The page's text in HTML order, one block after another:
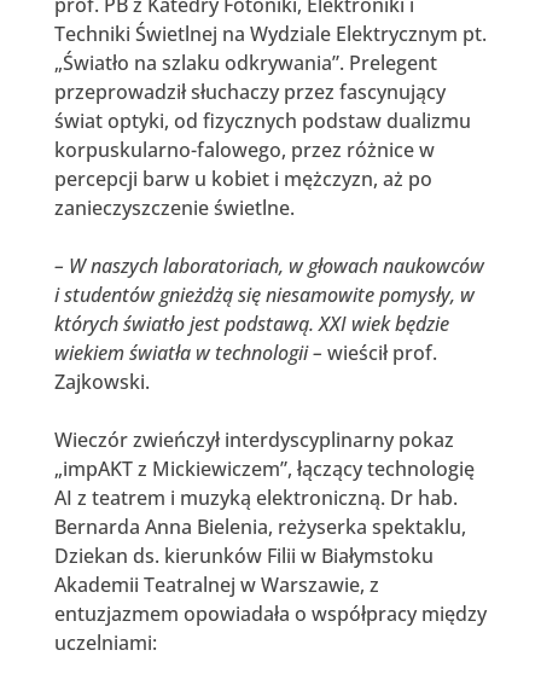
Techniki Świetlnej na Wydziale Elektrycznym pt.
„Światło na szlaku odkrywania”. Prelegent
przeprowadził słuchaczy przez fascynujący
świat optyki, od fizycznych podstaw dualizmu
korpuskularno-falowego, przez różnice w
percepcji barw u kobiet i mężczyzn, aż po
zanieczyszczenie świetlne.
– W naszych laboratoriach, w głowach naukowców
i studentów gnieżdżą się niesamowite pomysły, w
których światło jest podstawą.XXI wiek będzie
wiekiem światła w technologii– wieścił prof.
Zajkowski.
Wieczór zwieńczył interdyscyplinarny pokaz
„impAKT z Mickiewiczem”, łączący technologię
AI z teatrem i muzyką elektroniczną. Dr hab.
Bernarda Anna Bielenia, reżyserka spektaklu,
Dziekan ds. kierunków Filii w Białymstoku
Akademii Teatralnej w Warszawie, z
entuzjazmem opowiadała o współpracy między
uczelniami: